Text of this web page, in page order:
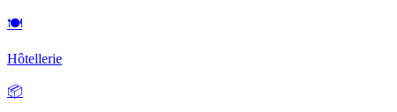
🍽️
Hôtellerie
📦